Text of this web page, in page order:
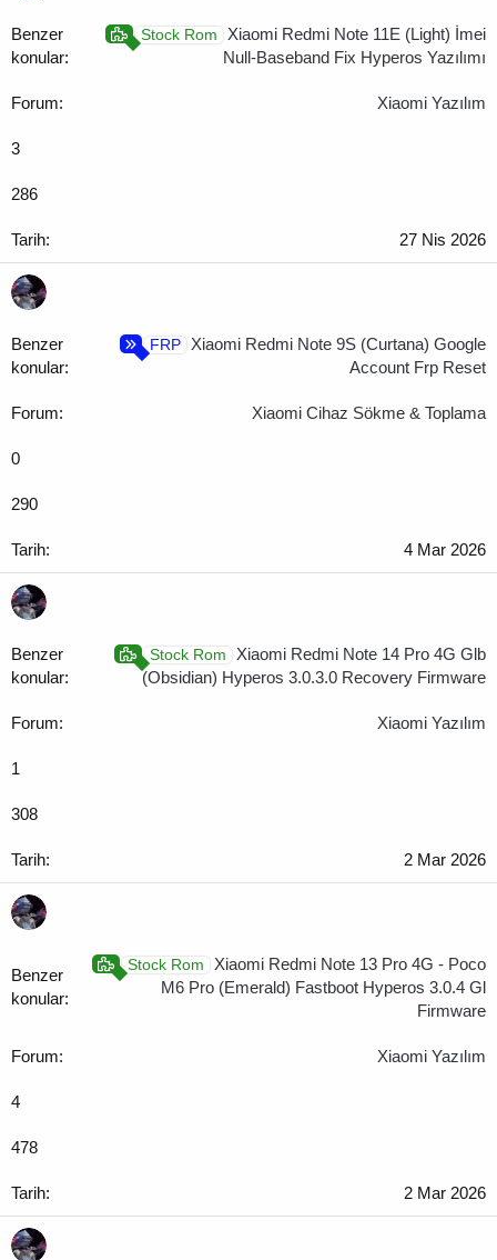
e
r
Stock Rom
Xiaomi Redmi Note 11E (Light) İmei
Null-Baseband Fix Hyperos Yazılımı
Xiaomi Yazılım
3
286
27 Nis 2026
FRP
Xiaomi Redmi Note 9S (Curtana) Google
Account Frp Reset
Xiaomi Cihaz Sökme & Toplama
0
290
4 Mar 2026
Stock Rom
Xiaomi Redmi Note 14 Pro 4G Glb
(Obsidian) Hyperos 3.0.3.0 Recovery Firmware
Xiaomi Yazılım
1
308
2 Mar 2026
Stock Rom
Xiaomi Redmi Note 13 Pro 4G - Poco
M6 Pro (Emerald) Fastboot Hyperos 3.0.4 Gl
Firmware
Xiaomi Yazılım
4
478
2 Mar 2026